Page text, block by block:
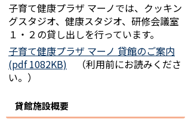
子育て健康プラザ マーノでは、クッキン
グスタジオ、健康スタジオ、研修会議室
１・２の貸し出しを行っています。
子育て健康プラザ マーノ 貸館のご案内
(pdf 1082KB) （利用前にお読みくださ
い。）
貸館施設概要